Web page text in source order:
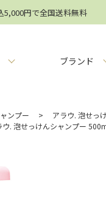
円で全国送料無料
ブランド
ンプー >
アラウ. 泡せっ
ウ. 泡せっけんシャンプー